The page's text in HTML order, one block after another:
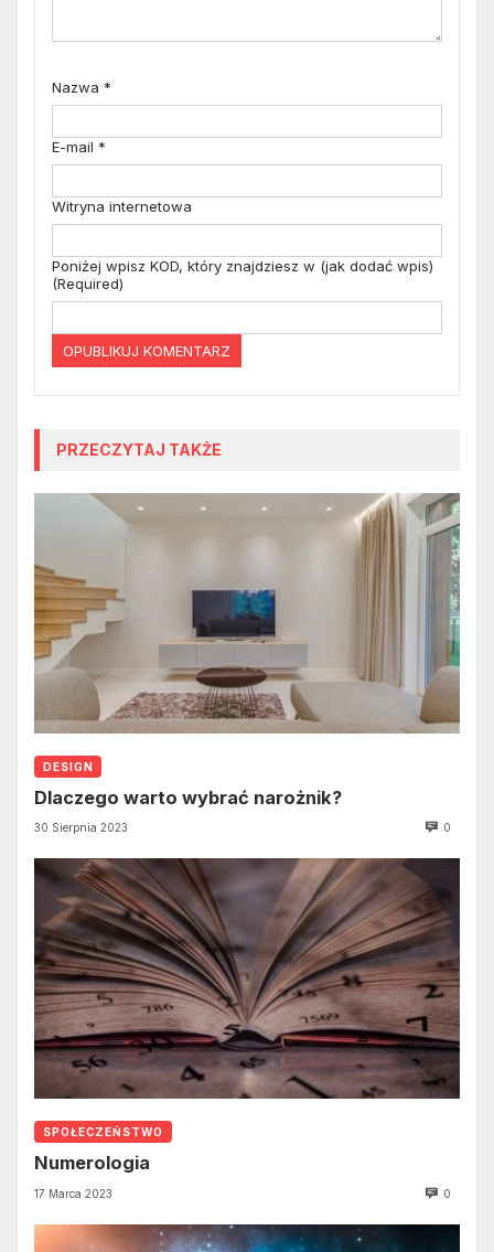
Nazwa *
E-mail *
Witryna internetowa
Poniżej wpisz KOD, który znajdziesz w (jak dodać wpis)
(Required)
PRZECZYTAJ TAKŻE
DESIGN
Dlaczego warto wybrać narożnik?
30 Sierpnia 2023 0
SPOŁECZEŃSTWO
Numerologia
17 Marca 2023 0